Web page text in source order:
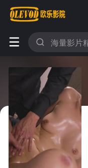
 
很差较差 还行推荐力荐